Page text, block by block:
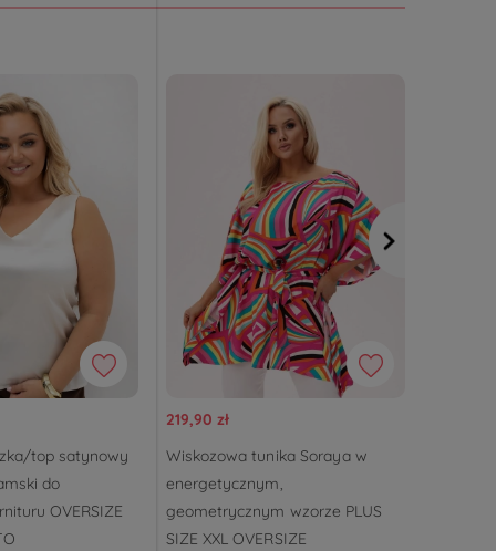
top satynowy
do
OVERSIZE
219,90 zł
Wiskozowa tunika Soraya w
energetycznym,
geometrycznym wzorze PLUS
SIZE XXL OVERSIZE